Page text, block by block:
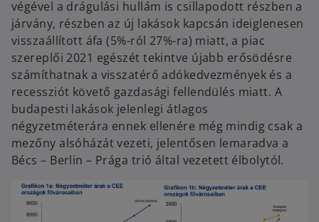
végével a drágulási hullám is csillapodott részben a
járvány, részben az új lakások kapcsán ideiglenesen
visszaállított áfa (5%-ról 27%-ra) miatt, a piac
szereplői 2021 egészét tekintve újabb erősödésre
számíthatnak a visszatérő adókedvezmények és a
recessziót követő gazdasági fellendülés miatt. A
budapesti lakások jelenlegi átlagos
négyzetméterára ennek ellenére még mindig csak a
mezőny alsóházát vezeti, jelentősen lemaradva a
Bécs – Berlin – Prága trió által vezetett élbolytól.